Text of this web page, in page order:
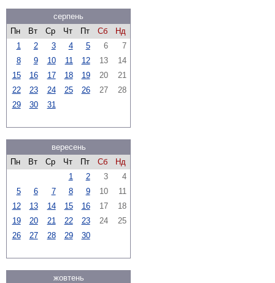
серпень
Пн
Вт Ср Чт Пт Сб
Нд
1
2 3 4 5 6
7
8
9 10 11 12 13
14
15
16 17 18 19 20
21
22
23 24 25 26 27
28
29
30 31
вересень
Пн
Вт Ср Чт Пт Сб
Нд
1
2 3
4
5
6 7 8 9 10
11
12
13 14 15 16 17
18
19
20 21 22 23 24
25
26
27 28 29 30
жовтень